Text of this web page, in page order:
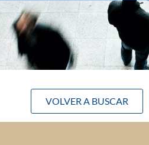
VOLVER A BUSCAR